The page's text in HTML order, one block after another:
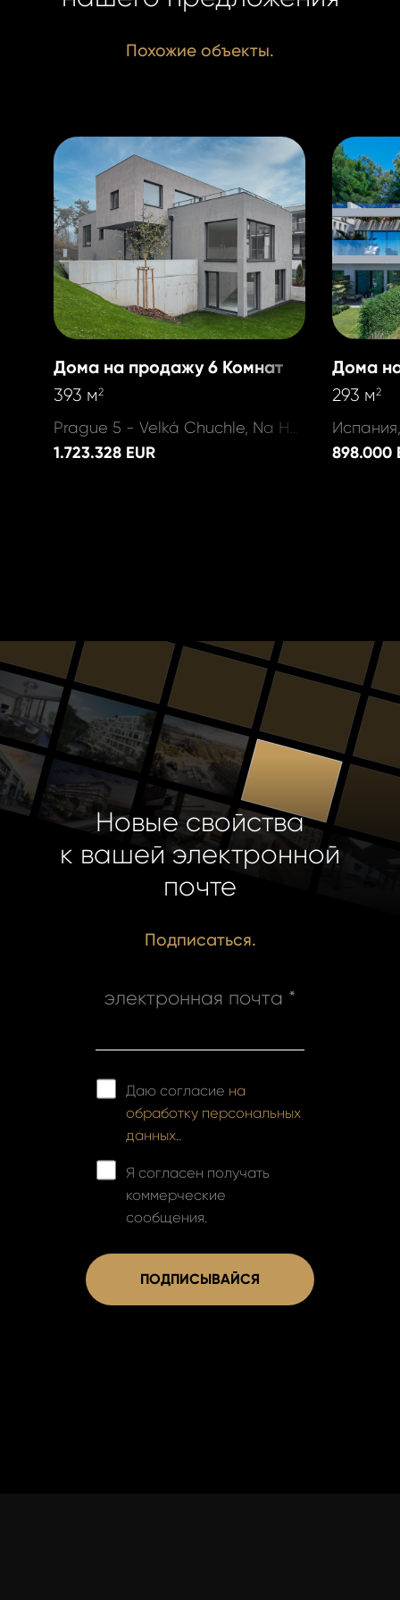
Похожие объекты.
Дома на продажу 6 Комнат
393 м2
1.723.328 EUR
Дома
293 м2
898.000
Новые свойства
к вашей электронной
почте
Подписаться.
электронная почта *
Даю согласие на
обработку персональных
данных..
Я согласен получать
коммерческие
сообщения.
ПОДПИСЫВАЙСЯ